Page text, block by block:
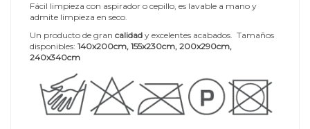
Fácil limpieza con aspirador o cepillo, es lavable a mano y
admite limpieza en seco.
Un producto de gran calidad y excelentes acabados. Tamaños
disponibles: 140x200cm, 155x230cm, 200x290cm,
240x340cm